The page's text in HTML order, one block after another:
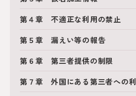
第４章 不適正な利用の禁止
第５章 漏えい等の報告
第６章 第三者提供の制限
第７章 外国にある第三者への